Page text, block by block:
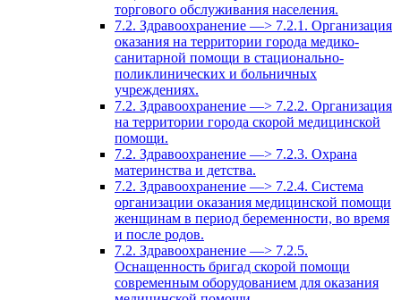
торгового обслуживания населения.
7.2. Здравоохранение —> 7.2.1. Организация
оказания на территории города медико-
санитарной помощи в стационально-
поликлинических и больничных
учреждениях.
7.2. Здравоохранение —> 7.2.2. Организация
на территории города скорой медицинской
помощи.
7.2. Здравоохранение —> 7.2.3. Охрана
материнства и детства.
7.2. Здравоохранение —> 7.2.4. Система
организации оказания медицинской помощи
женщинам в период беременности, во время
и после родов.
7.2. Здравоохранение —> 7.2.5.
Оснащенность бригад скорой помощи
современным оборудованием для оказания